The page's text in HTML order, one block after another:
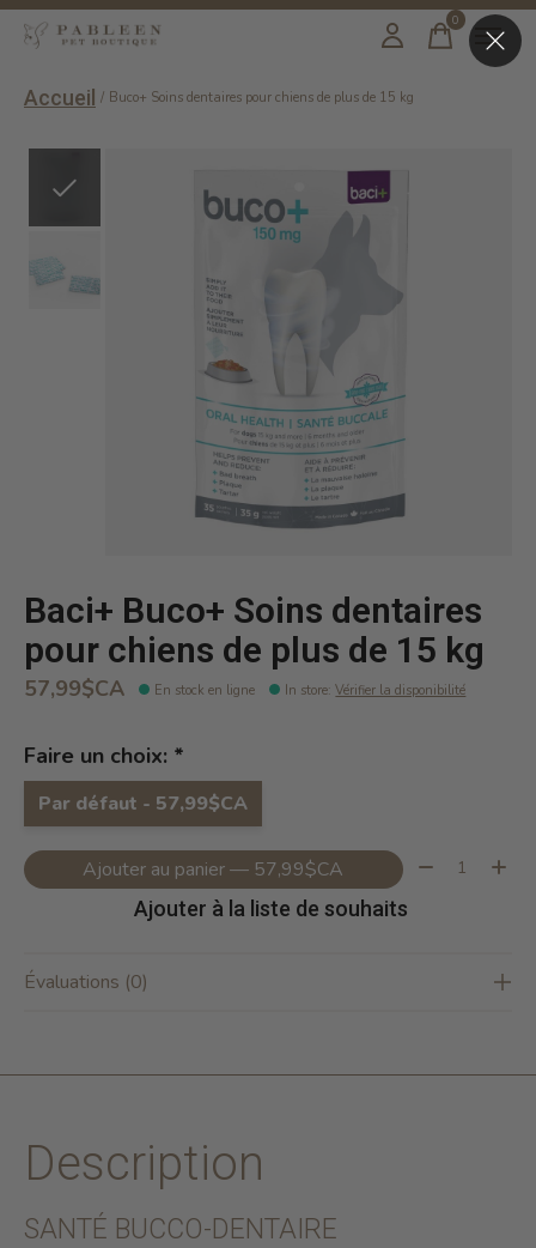
0items
Accueil / Buco+ Soins dentaires pour chiens de plus de 15 kg
Baci+ Buco+ Soins dentaires
pour chiens de plus de 15 kg
57,99$CA En stock en ligne In store:Vérifier la disponibilité
Faire un choix: *
Par défaut - 57,99$CA
Ajouter au panier — 57,99$CA Quantité:
Ajouter à la liste de souhaits
Évaluations (0)
Description
SANTÉ BUCCO-DENTAIRE